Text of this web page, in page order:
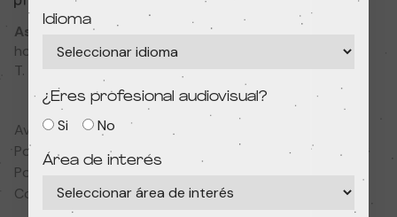
Associació Cultural MODIband
hola@primerfestivaldecine.com
T. 933 023 553
Aviso legal
Política de privacidad
Política de cookies
Condiciones de contratación
Idioma
¿Eres profesional audiovisual?
Si No
Área de interés